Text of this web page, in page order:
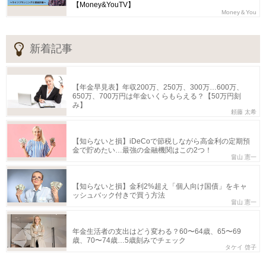
【Money&YouTV】
Money＆You
新着記事
【年金早見表】年収200万、250万、300万…600万、
650万、700万円は年金いくらもらえる？【50万円刻
み】
頼藤 太希
【知らないと損】iDeCoで節税しながら高金利の定期預
金で貯めたい…最強の金融機関はこの2つ！
畠山 憲一
【知らないと損】金利2%超え「個人向け国債」をキャ
ッシュバック付きで買う方法
畠山 憲一
年金生活者の支出はどう変わる？60〜64歳、65〜69
歳、70〜74歳…5歳刻みでチェック
タケイ 啓子